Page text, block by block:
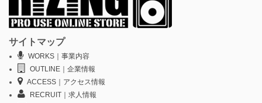
サイトマップ
WORKS｜事業内容
OUTLINE｜企業情報
ACCESS｜アクセス情報
RECRUIT｜求人情報